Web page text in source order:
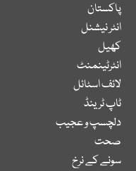
پاکستان
انٹر نیشنل
کھیل
انٹرٹینمنٹ
لائف اسٹائل
ٹاپ ٹرینڈ
دلچسپ و عجیب
صحت
سونے کے نرخ